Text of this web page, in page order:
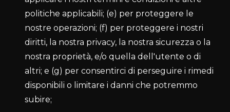
politiche applicabili; (e) per proteggere le
nostre operazioni; (f) per proteggere i nostri
diritti, la nostra privacy, la nostra sicurezza o la
nostra proprietà, e/o quella dell'utente o di
altri; e (g) per consentirci di perseguire i rimedi
disponibili o limitare i danni che potremmo
subire;